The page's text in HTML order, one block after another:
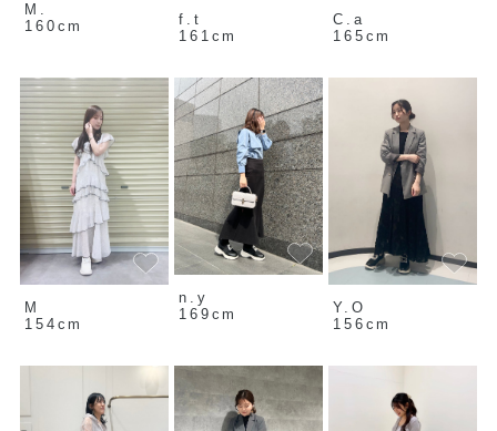
M.
160cm
f.t
161cm
C.a
165cm
M
154cm
n.y
169cm
Y.O
156cm